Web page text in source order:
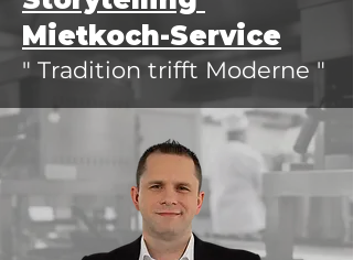
Mietkoch-Service
" Tradition trifft Moderne "